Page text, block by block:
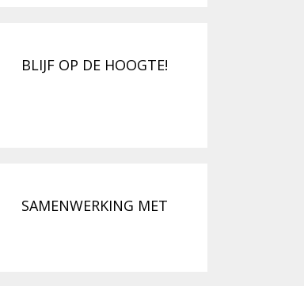
BLIJF OP DE HOOGTE!
SAMENWERKING MET